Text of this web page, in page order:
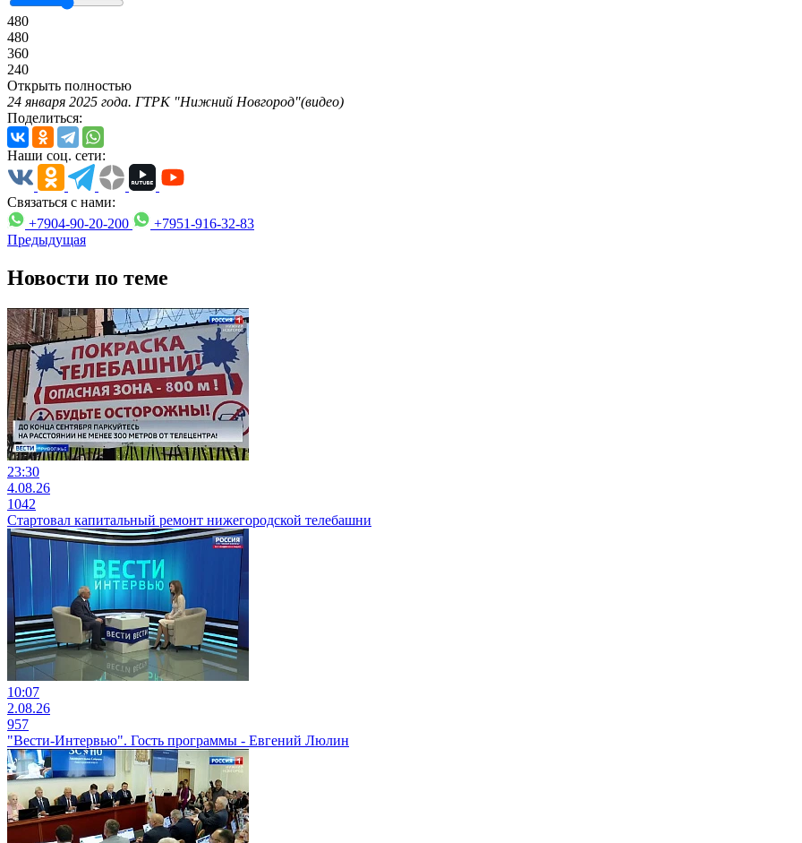
480
480
360
240
Открыть полностью
24 января 2025 года. ГТРК "Нижний Новгород"(видео)
Поделиться:
Наши соц. сети:
Связаться с нами:
+7904-90-20-200
+7951-916-32-83
Предыдущая
Новости по теме
23:30
4.08.26
1042
Стартовал капитальный ремонт нижегородской телебашни
10:07
2.08.26
957
"Вести-Интервью". Гость программы - Евгений Люлин